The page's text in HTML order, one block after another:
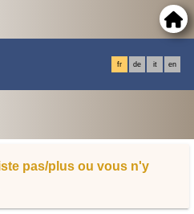
fr de it en
pas/plus ou vous n'y